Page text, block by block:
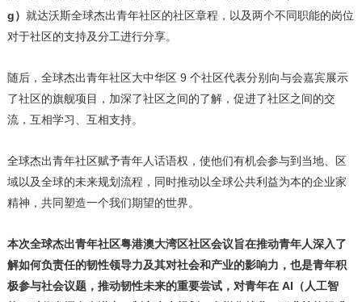
g） 就达沃斯全球杰出青年社区的社区章程，以及两个不同职能的岗位
对于社区的支持及分工进行分享。
随后，全球杰出青年社区大中华区 9 个社区代表分别向与会嘉宾展示
了社区的旗舰项目，加深了社区之间的了解，促进了社区之间的交
流，互相学习、互相支持。
全球杰出青年社区赋予青年人话语权，使他们有机会参与到当地、区
域以及全球的未来规划流程，同时推动以全球公共利益为本的企业家
精神，共同塑造一个我们期望的世界。
本次全球杰出青年社区粤港澳大湾区社区会议旨在推动青年人深入了
解如何负责任的韧性领导力及其对社会和产业的影响力，也是青年积
极参与社会议题，推动韧性未来的重要尝试，对青年在AI（人工智